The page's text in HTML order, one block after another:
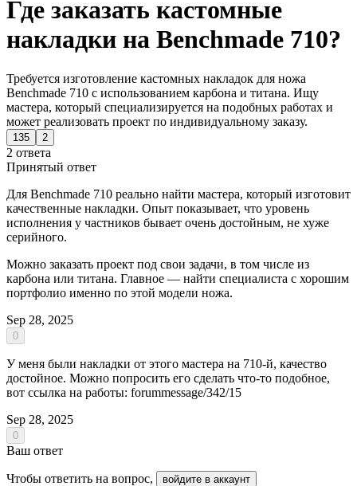
Где заказать кастомные
накладки на Benchmade 710?
Требуется изготовление кастомных накладок для ножа
Benchmade 710 с использованием карбона и титана. Ищу
мастера, который специализируется на подобных работах и
может реализовать проект по индивидуальному заказу.
135 2
2 ответа
Принятый ответ
Для Benchmade 710 реально найти мастера, который изготовит
качественные накладки. Опыт показывает, что уровень
исполнения у частников бывает очень достойным, не хуже
серийного.
Можно заказать проект под свои задачи, в том числе из
карбона или титана. Главное — найти специалиста с хорошим
портфолио именно по этой модели ножа.
Sep 28, 2025
0
У меня были накладки от этого мастера на 710-й, качество
достойное. Можно попросить его сделать что-то подобное,
вот ссылка на работы: forummessage/342/15
Sep 28, 2025
0
Ваш ответ
Чтобы ответить на вопрос, войдите в аккаунт